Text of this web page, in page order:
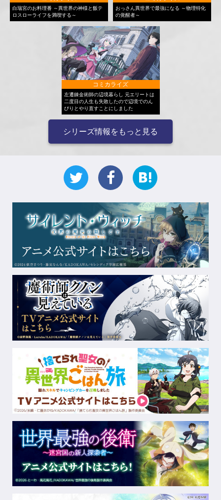
白瑞宮のお料理番 ～異世界の神様と飯テ
ロスローライフを満喫する～
おっさん異世界で最強になる ～物理特化
の覚醒者～
コミカライズ
左遷錬金術師の辺境暮らし 元エリートは
二度目の人生も失敗したので辺境でのん
びりとやり直すことにしました
シリーズ情報をもっと見る